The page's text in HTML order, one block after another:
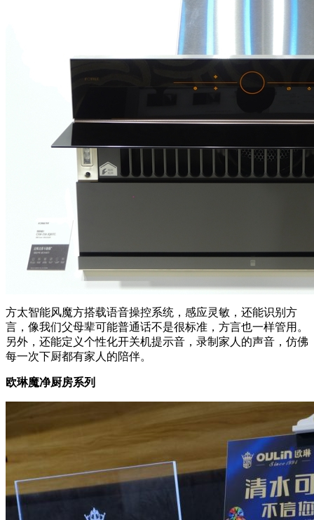
方太智能风魔方搭载语音操控系统，感应灵敏，还能识别方
言，像我们父母辈可能普通话不是很标准，方言也一样管用。
另外，还能定义个性化开关机提示音，录制家人的声音，仿佛
每一次下厨都有家人的陪伴。
欧琳魔净厨房系列